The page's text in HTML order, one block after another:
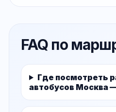
FAQ по
Где посмотреть
автобусов Москва